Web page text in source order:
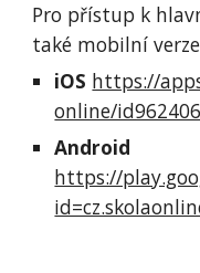
Pro přístup k
také mobilní verze
iOS https://
online/
Android
https://